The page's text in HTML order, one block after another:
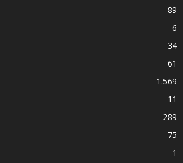
89
6
34
61
1.569
11
289
75
1